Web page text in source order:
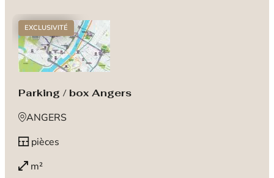
EXCLUSIVITÉ
Parking / box Angers
ANGERS
pièces
m²